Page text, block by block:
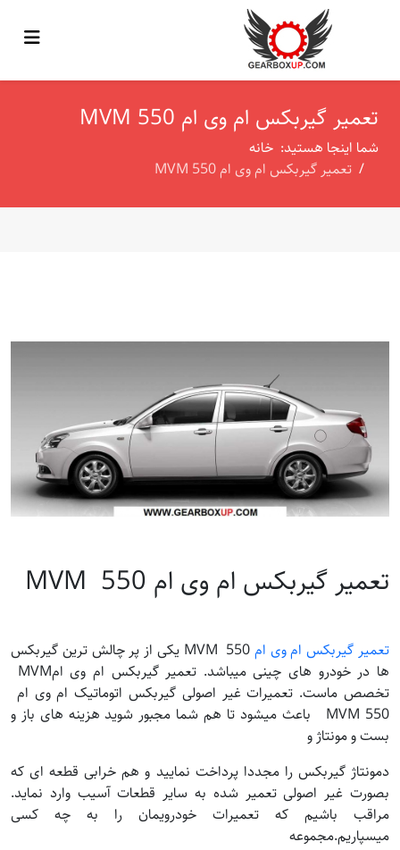
تعمیر گیربکس ام وی ام 550 MVM
شما اینجا هستید: خانه
تعمیر گیربکس ام وی ام 550 MVM
تعمیر گیربکس ام وی ام 550 MVM
تعمیر گیربکس ام وی ام
550 MVM یکی از پر چالش ترین گیربکس
تخصص ماست. تعمیرات غیر اصولی گیربکس اتوماتیک ام وی ام
MVM 550 باعث میشود تا هم شما مجبور شوید هزینه های باز و
بست و مونتاژ و
دمونتاژ گیربکس را مجددا پرداخت نمایید و هم خرابی قطعه ای که
بصورت غیر اصولی تعمیر شده به سایر قطعات آسیب وارد نماید.
مراقب باشیم که تعمیرات خودرویمان را به چه کسی
میسپاریم.مجموعه